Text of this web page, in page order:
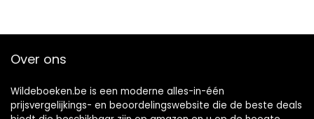
Over ons
Wildeboeken.be is een moderne alles-in-één
prijsvergelijkings- en beoordelingswebsite die de beste deals